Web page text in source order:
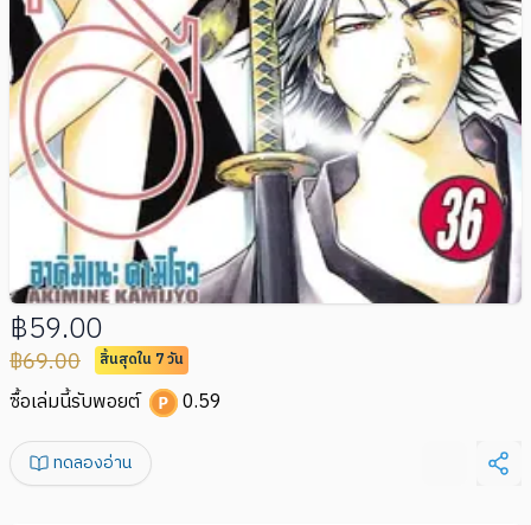
฿59.00
฿69.00 สิ้นสุดใน 7 วัน
ซื้อเล่มนี้รับพอยต์ 0.59
ทดลองอ่าน